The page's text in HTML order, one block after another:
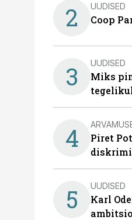
2 UUDISED
Coop
3 UUDISED
Miks
4
Piret
5 UUDISED
Karl